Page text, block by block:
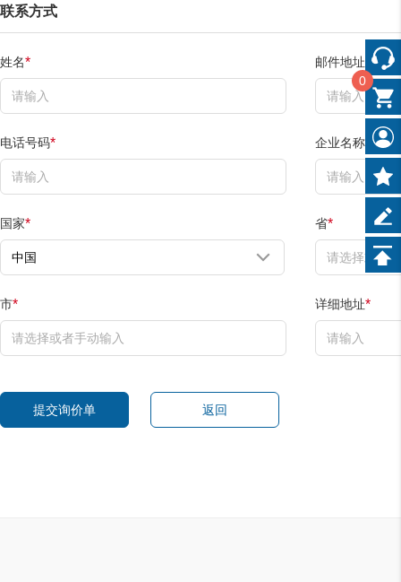
联系方式
姓名* 邮件地址
电话号码* 企业名称
国家* 省*
市* 详细地址*
提交询价单 返回
0